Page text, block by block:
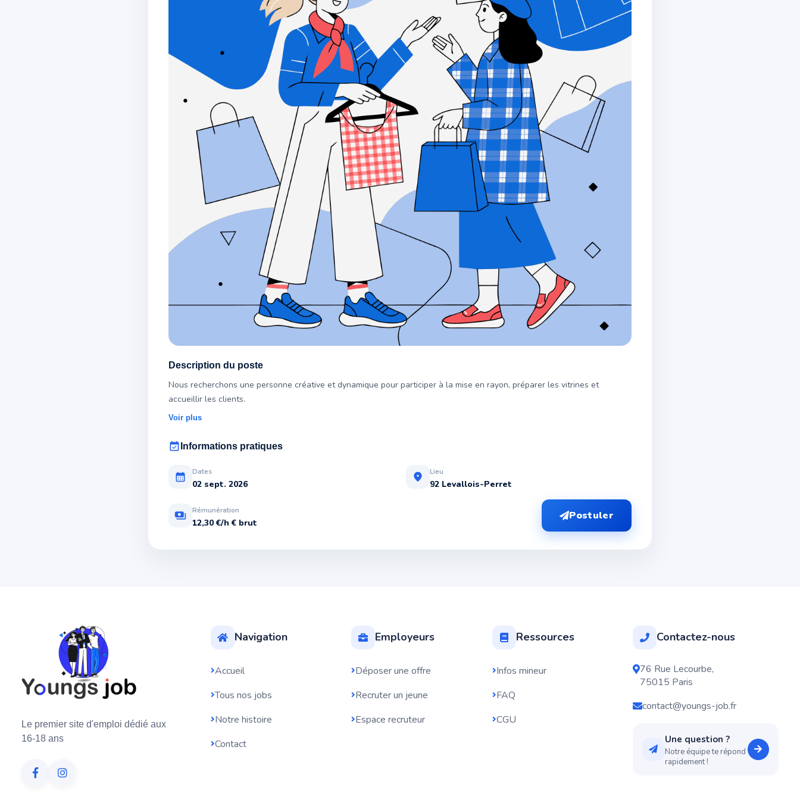
Description du poste
Nous recherchons une personne créative et dynamique pour participer à la mise en rayon, préparer les vitrines et
accueillir les clients.
Voir plus
event_available Informations pratiques
calendar_month Dates
02 sept. 2026
location_on Lieu
92 Levallois-Perret
payments Rémunération
12,30 €/h € brut
Postuler
Le premier site d'emploi dédié aux
16-18 ans
Navigation
Accueil
Tous nos jobs
Notre histoire
Contact
Employeurs
Déposer une offre
Recruter un jeune
Espace recruteur
Ressources
Infos mineur
FAQ
CGU
Contactez-nous
76 Rue Lecourbe,
75015 Paris
contact@youngs-job.fr
Une question ?
Notre équipe te répond
rapidement !